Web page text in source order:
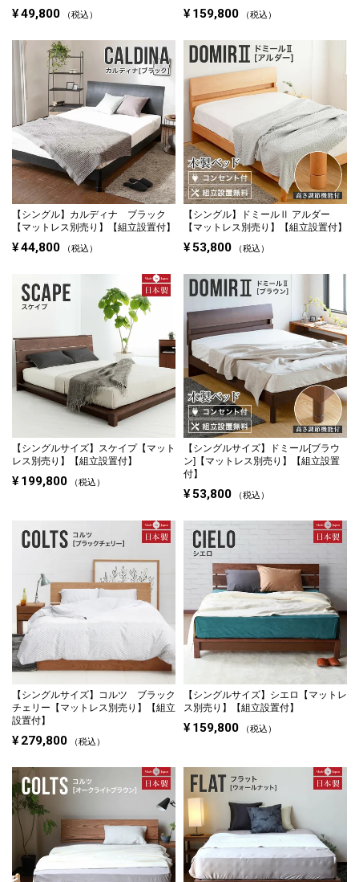
¥49,800 税込 ¥ 159,800 税込
【シングル】 カルディナ ブラック
【マットレス別売り】【組立設置付】
¥44,800 税込
【シングル】
ドミールⅡ アルダー
【マットレス別売り】【組立設置付】
¥53,800 税込
【シングルサイズ】
スケイプ【マット
レス別売り】【組立設置付】
¥ 199,800 税込
【シングルサイズ】
ドミール[ブラウ
ン]【マットレス別売り】【組立設置
付】
¥53,800 税込
【シングルサイズ】
コルツ ブラック
チェリー【マットレス別売り】【組立
設置付】
¥ 279,800 税込
【シングルサイズ】 シエロ【マットレ
ス別売り】【組立設置付】
¥ 159,800 税込